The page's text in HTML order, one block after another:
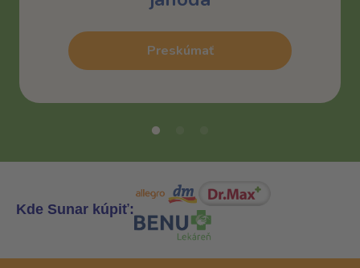
Preskúmať
Kde Sunar kúpiť: